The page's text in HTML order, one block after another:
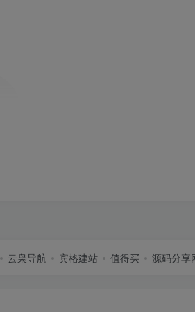
云枭导航 宾格建站 值得买 源码分享